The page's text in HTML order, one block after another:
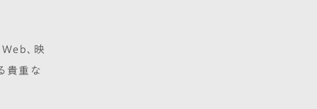
、映
貴重な